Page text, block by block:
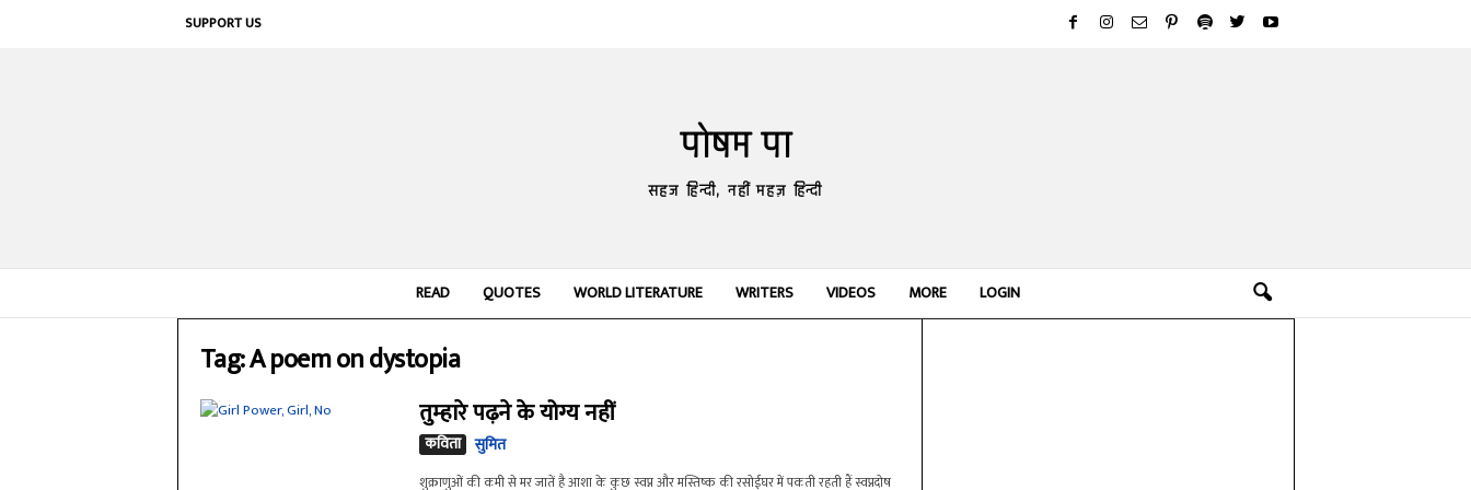
SUPPORT US
पोषम पा
सहज हिन्दी, नहीं महज़ हिन्दी
READ QUOTES WORLD LITERATURE WRITERS VIDEOS MORE LOGIN
Tag: A poem on dystopia
तुम्हारे पढ़ने के योग्य नहीं
कविता सुमित
शुक्राणुओं की कमी से मर जातें है आशा के कुछ स्वप्न और मस्तिष्क की रसोईघर में पकती रहती हैं स्वप्नदोष